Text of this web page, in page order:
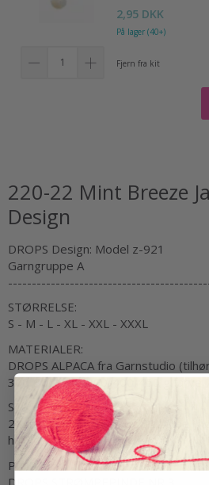
2,95 DKK
På lager (40+)
Fjern fra kit
220-22 Mint Breeze
Design
DROPS Design: Model z-921
Garngruppe A
STØRRELSE:
S - M - L - XL - XXL - XXXL
MATERIALER:
DROPS ALPACA fra Garnstudio
300-300-350-400-400-450 g farve
STRIKKEFASTHED:
24 masker i bredden og 32 pinde i
hulmønster = 10 x 10 cm.
PINDE:
DROPS STRØMPEPINDE NR 3.